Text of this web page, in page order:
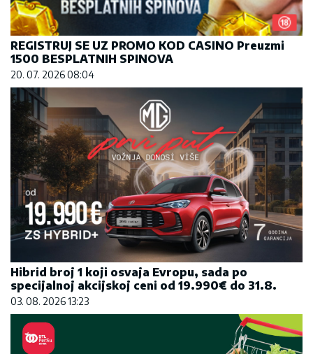
REGISTRUJ SE UZ PROMO KOD CASINO Preuzmi
1500 BESPLATNIH SPINOVA
20. 07. 2026 08:04
Hibrid broj 1 koji osvaja Evropu, sada po
specijalnoj akcijskoj ceni od 19.990€ do 31.8.
03. 08. 2026 13:23